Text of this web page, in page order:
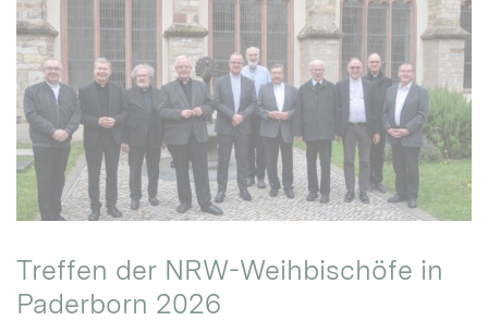
Treffen der NRW-Weihbischöfe in
Paderborn 2026